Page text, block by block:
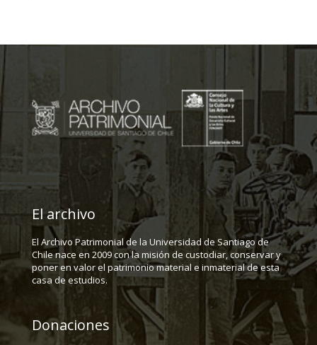
El archivo
El Archivo Patrimonial de la Universidad de Santiago de
Chile nace en 2009 con la misión de custodiar, conservar y
poner en valor el patrimonio material e inmaterial de esta
casa de estudios.
Donaciones